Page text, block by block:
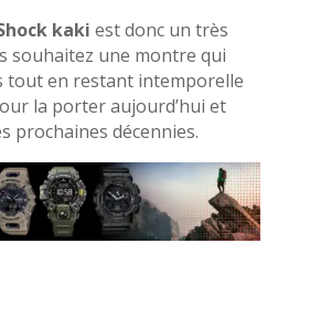
kaki est donc un très
souhaitez une montre qui
tout en restant intemporelle
la porter aujourd’hui et
prochaines décennies.